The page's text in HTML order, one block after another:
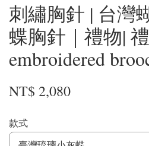
刺繡胸針 | 台灣
蝶胸針｜禮物|
embroidered
NT$ 2,080
款式